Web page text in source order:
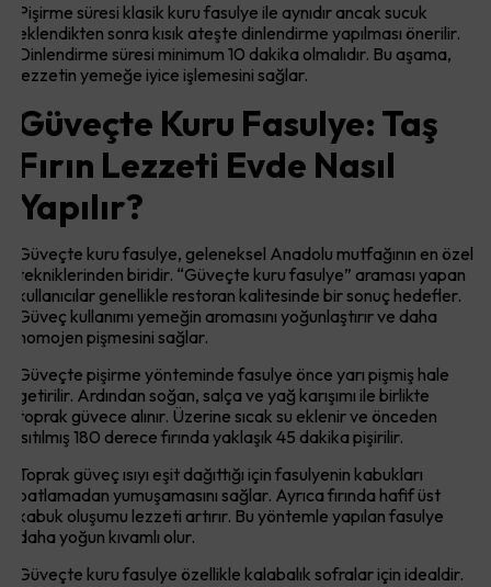
Pişirme süresi klasik kuru fasulye ile aynıdır ancak sucuk
eklendikten sonra kısık ateşte dinlendirme yapılması önerilir.
Dinlendirme süresi minimum 10 dakika olmalıdır. Bu aşama,
lezzetin yemeğe iyice işlemesini sağlar.
Güveçte Kuru Fasulye: Taş
Fırın Lezzeti Evde Nasıl
Yapılır?
Güveçte kuru fasulye, geleneksel Anadolu mutfağının en özel
tekniklerinden biridir. “Güveçte kuru fasulye” araması yapan
kullanıcılar genellikle restoran kalitesinde bir sonuç hedefler.
Güveç kullanımı yemeğin aromasını yoğunlaştırır ve daha
homojen pişmesini sağlar.
Güveçte pişirme yönteminde fasulye önce yarı pişmiş hale
getirilir. Ardından soğan, salça ve yağ karışımı ile birlikte
toprak güvece alınır. Üzerine sıcak su eklenir ve önceden
ısıtılmış 180 derece fırında yaklaşık 45 dakika pişirilir.
Toprak güveç ısıyı eşit dağıttığı için fasulyenin kabukları
patlamadan yumuşamasını sağlar. Ayrıca fırında hafif üst
kabuk oluşumu lezzeti artırır. Bu yöntemle yapılan fasulye
daha yoğun kıvamlı olur.
Güveçte kuru fasulye özellikle kalabalık sofralar için idealdir.